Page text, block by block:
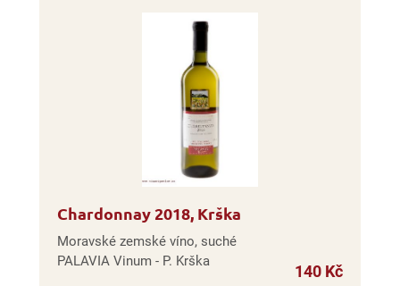
Chardonnay 2018, Krška
Moravské zemské víno, suché
PALAVIA Vinum - P. Krška
140 Kč